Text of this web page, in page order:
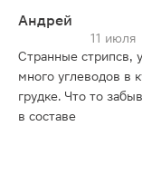
Андрей
11 июля
Странные стрипсв,
много углеводов в
грудке. Что то
в составе